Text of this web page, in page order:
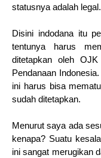
statusnya adalah legal.
Disini indodana itu
tentunya harus
ditetapkan oleh
Pendanaan
ini harus bisa
sudah ditetapkan.
Menurut saya ada
kenapa? Suatu
ini sangat merugikan